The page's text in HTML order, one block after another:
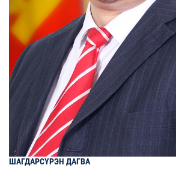
ШАГДАРСҮРЭН ДАГВА